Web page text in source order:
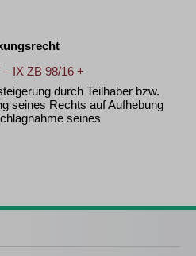
IX ZB 98/16 +
durch Teilhaber bzw.
seines Rechts auf Aufhebung
seines